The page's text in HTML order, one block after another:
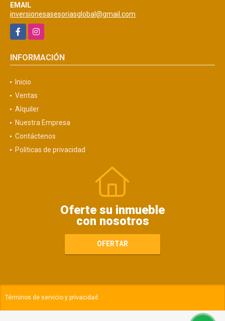
EMAIL
inversionesasesoriasglobal@gmail.com
FacebookInstagram
INFORMACIÓN
Inicio
Ventas
Alquiler
Nuestra Empresa
Contáctenos
Políticas de privacidad
Oferte su inmueble
con nosotros
OFERTAR
Términos de servicio y privacidad